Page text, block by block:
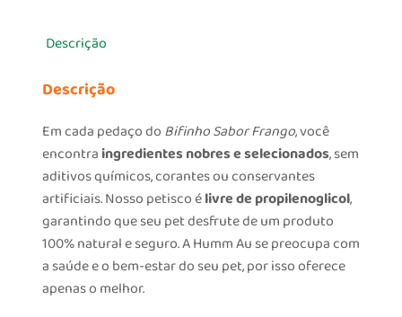
Descrição
Descrição
Em cada pedaço do Bifinho Sabor Frango, você
encontra ingredientes nobres e selecionados, sem
aditivos químicos, corantes ou conservantes
artificiais. Nosso petisco élivre de propilenoglicol,
garantindo que seu pet desfrute de um produto
100% natural e seguro. A Humm Au se preocupa com
a saúde e o bem-estar do seu pet, por isso oferece
apenas o melhor.